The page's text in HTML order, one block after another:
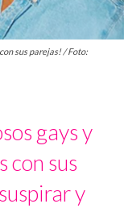
sus parejas! / Foto:
gays y
con sus
y